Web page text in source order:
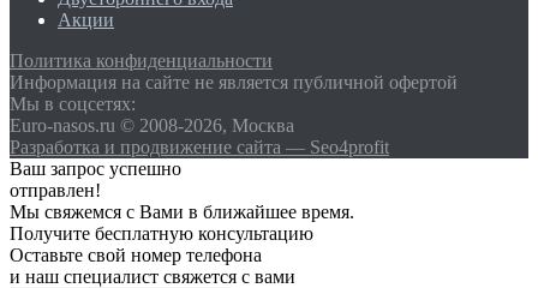
Акции
Политика конфиденциальности
Информация на сайте не является публичной офертой
Мы в соцсетях:
Euro-nasos.ru © 2008-2026, Москва
Разработка и продвижение сайта — Seo4profit
Ваш запрос успешно
отправлен!
Мы свяжемся с Вами в ближайшее время.
Получите бесплатную консультацию
Оставьте свой номер телефона
и наш специалист свяжется с вами